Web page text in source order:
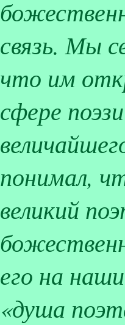
связь. Мы
что им
сфере
понимал,
великий
его на
«душа